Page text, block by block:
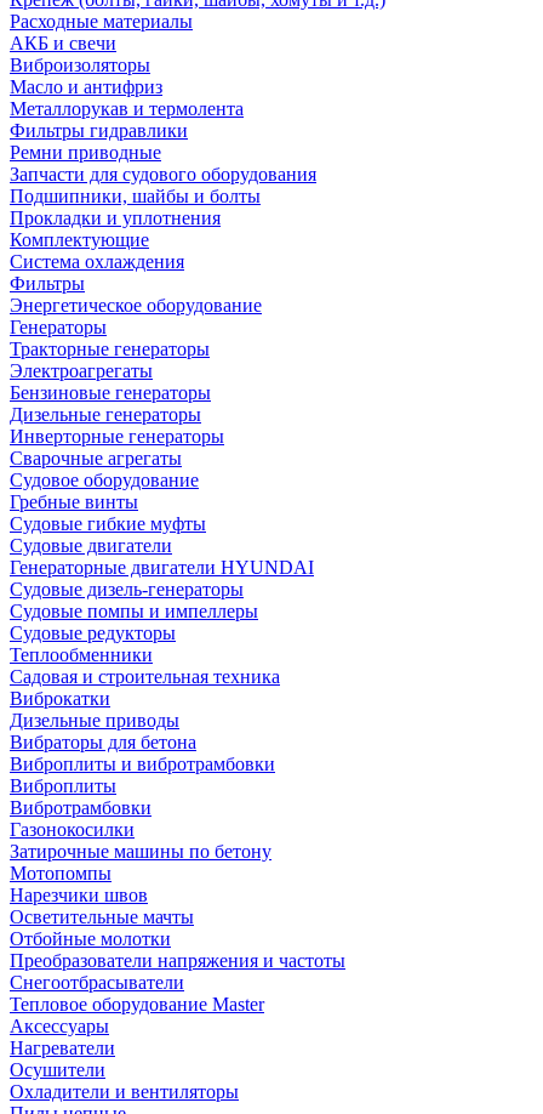
Расходные материалы
АКБ и свечи
Виброизоляторы
Масло и антифриз
Металлорукав и термолента
Фильтры гидравлики
Ремни приводные
Запчасти для судового оборудования
Подшипники, шайбы и болты
Прокладки и уплотнения
Комплектующие
Система охлаждения
Фильтры
Энергетическое оборудование
Генераторы
Тракторные генераторы
Электроагрегаты
Бензиновые генераторы
Дизельные генераторы
Инверторные генераторы
Сварочные агрегаты
Судовое оборудование
Гребные винты
Судовые гибкие муфты
Судовые двигатели
Генераторные двигатели HYUNDAI
Судовые дизель-генераторы
Судовые помпы и импеллеры
Судовые редукторы
Теплообменники
Садовая и строительная техника
Виброкатки
Дизельные приводы
Вибраторы для бетона
Виброплиты и вибротрамбовки
Виброплиты
Вибротрамбовки
Газонокосилки
Затирочные машины по бетону
Мотопомпы
Нарезчики швов
Осветительные мачты
Отбойные молотки
Преобразователи напряжения и частоты
Снегоотбрасыватели
Тепловое оборудование Master
Аксессуары
Нагреватели
Осушители
Охладители и вентиляторы